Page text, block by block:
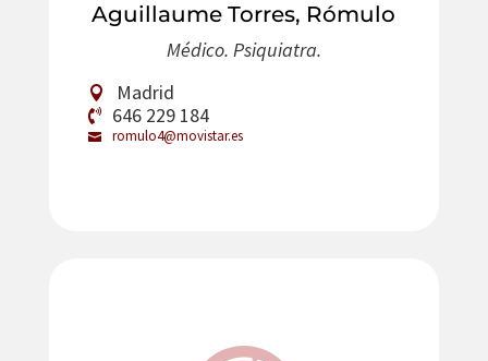
Aguillaume Torres, Rómulo
Médico. Psiquiatra.
Madrid
646 229 184
romulo4@movistar.es